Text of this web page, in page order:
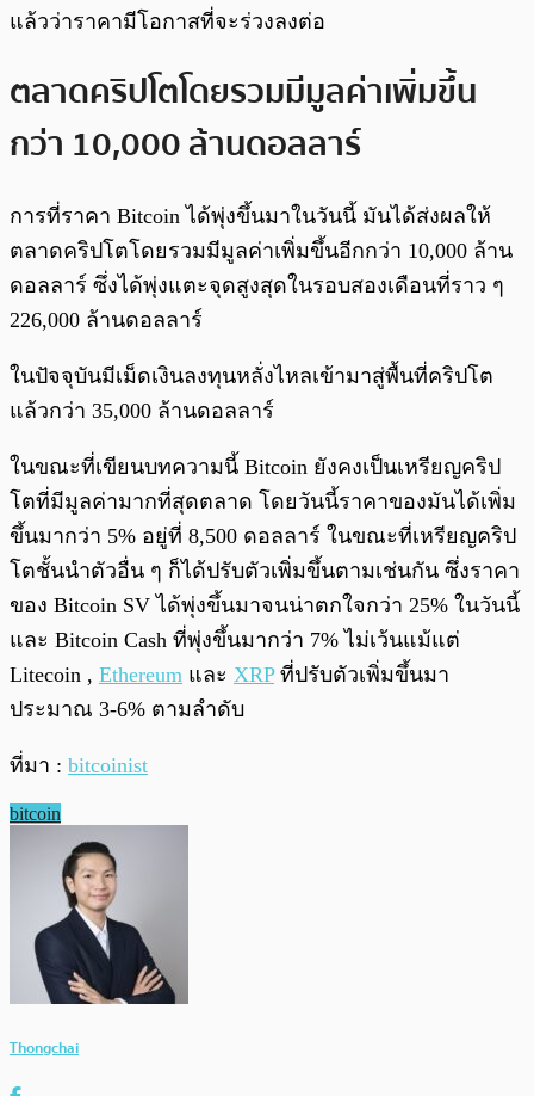
แล้วว่าราคามีโอกาสที่จะร่วงลงต่อ
ตลาดคริปโตโดยรวมมีมูลค่าเพิ่มขึ้น
กว่า 10,000 ล้านดอลลาร์
การที่ราคา Bitcoin ได้พุ่งขึ้นมาในวันนี้ มันได้ส่งผลให้
ตลาดคริปโตโดยรวมมีมูลค่าเพิ่มขึ้นอีกกว่า 10,000 ล้าน
ดอลลาร์ ซึ่งได้พุ่งแตะจุดสูงสุดในรอบสองเดือนที่ราว ๆ
226,000 ล้านดอลลาร์
ในปัจจุบันมีเม็ดเงินลงทุนหลั่งไหลเข้ามาสู่พื้นที่คริปโต
แล้วกว่า 35,000 ล้านดอลลาร์
ในขณะที่เขียนบทความนี้ Bitcoin ยังคงเป็นเหรียญคริป
โตที่มีมูลค่ามากที่สุดตลาด โดยวันนี้ราคาของมันได้เพิ่ม
ขึ้นมากว่า 5% อยู่ที่ 8,500 ดอลลาร์ ในขณะที่เหรียญคริป
โตชั้นนำตัวอื่น ๆ ก็ได้ปรับตัวเพิ่มขึ้นตามเช่นกัน ซึ่งราคา
ของ Bitcoin SV ได้พุ่งขึ้นมาจนน่าตกใจกว่า 25% ในวันนี้
และ Bitcoin Cash ที่พุ่งขึ้นมากว่า 7% ไม่เว้นแม้แต่
Litecoin , Ethereum และ XRPที่ปรับตัวเพิ่มขึ้นมา
ประมาณ 3-6% ตามลำดับ
ที่มา : bitcoinist
bitcoin
Thongchai